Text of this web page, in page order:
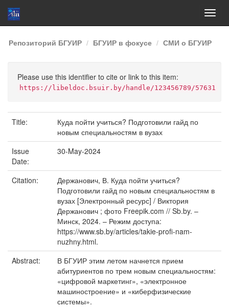
Skip
navigation
Репозиторий БГУИР БГУИР в фокусе СМИ о БГУИР
Please use this identifier to cite or link to this item:
https://libeldoc.bsuir.by/handle/123456789/57631
Title:
Куда пойти учиться? Подготовили гайд по
новым специальностям в вузах
Issue
Date:
30-May-2024
Citation:
Держанович, В. Куда пойти учиться?
Подготовили гайд по новым специальностям в
вузах [Электронный ресурс] / Виктория
Держанович ; фото Freepik.com // Sb.by. –
Минск, 2024. – Режим доступа:
https://www.sb.by/articles/takie-profi-nam-
nuzhny.html.
Abstract:
В БГУИР этим летом начнется прием
абитуриентов по трем новым специальностям:
«цифровой маркетинг», «электронное
машиностроение» и «киберфизические
системы».